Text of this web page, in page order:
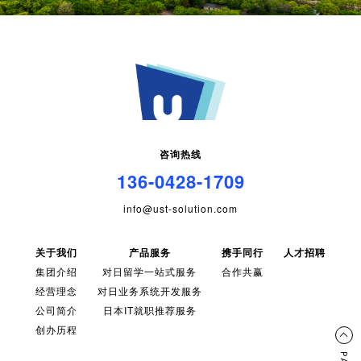
咨询热线
136-0428-1709
info@ust-solution.com
关于我们
集团介绍
经营理念
公司简介
创办历程
产品服务
对日留学一站式服务
对日业务系统开发服务
日本IT就职推荐服务
携手同行
合作共赢
人才招聘